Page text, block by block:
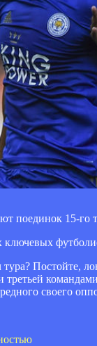
поединок 15-
ключевых
Постойте,
своего